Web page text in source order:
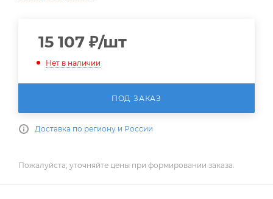
15 107 ₽/шт
Нет в наличии
ПОД ЗАКАЗ
Доставка по региону и России
Пожалуйста, уточняйте цены при формировании заказа.